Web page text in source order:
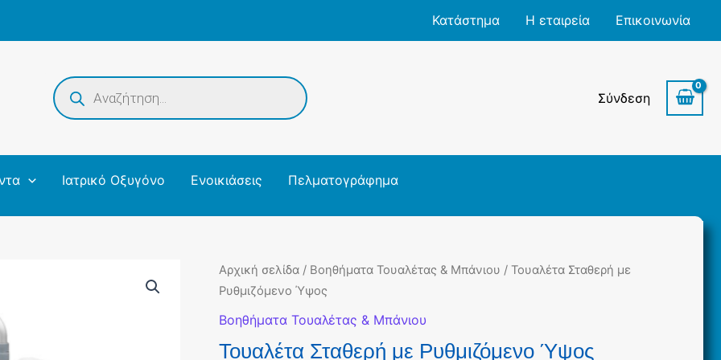
Κατάστημα Η εταιρεία Επικοινωνία
Products
search
Σύνδεση
Ιατρικό Οξυγόνο Ενοικιάσεις Πελματογράφημα
Αρχική σελίδα / Βοηθήματα Τουαλέτας & Μπάνιου / Τουαλέτα Σταθερή με
Ρυθμιζόμενο Ύψος
Βοηθήματα Τουαλέτας & Μπάνιου
Τουαλέτα Σταθερή με Ρυθμιζόμενο Ύψος